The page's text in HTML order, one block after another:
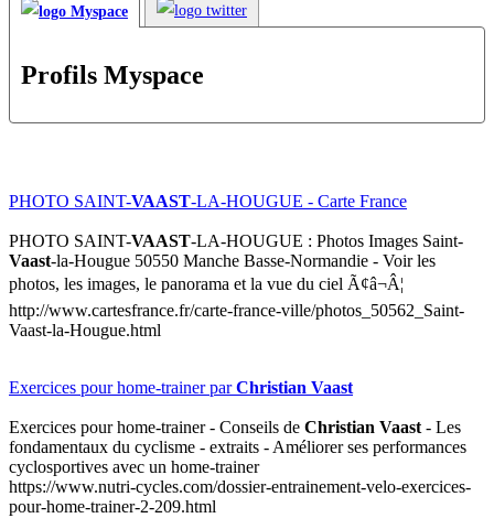
Profils Myspace
PHOTO SAINT-VAAST-LA-HOUGUE - Carte France
PHOTO SAINT-VAAST-LA-HOUGUE : Photos Images Saint-
Vaast-la-Hougue 50550 Manche Basse-Normandie - Voir les
photos, les images, le panorama et la vue du ciel Ã¢â¬Â¦
http://www.cartesfrance.fr/carte-france-ville/photos_50562_Saint-
Vaast-la-Hougue.html
Exercices pour home-trainer parChristian Vaast
Exercices pour home-trainer - Conseils de Christian Vaast- Les
fondamentaux du cyclisme - extraits - Améliorer ses performances
cyclosportives avec un home-trainer
https://www.nutri-cycles.com/dossier-entrainement-velo-exercices-
pour-home-trainer-2-209.html